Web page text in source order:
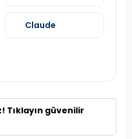
Claude
Tıklayın güvenilir